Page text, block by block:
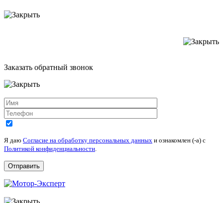
Заказать обратный звонок
Я даю Согласие на обработку персональных данных и ознакомлен (-а) c
Политикой конфиденциальности.